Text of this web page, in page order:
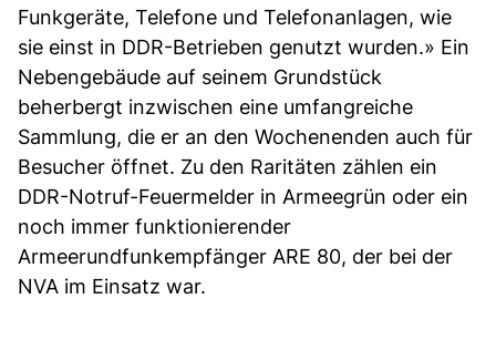
Funkgeräte, Telefone und Telefonanlagen, wie
sie einst in DDR-Betrieben genutzt wurden.» Ein
Nebengebäude auf seinem Grundstück
beherbergt inzwischen eine umfangreiche
Sammlung, die er an den Wochenenden auch für
Besucher öffnet. Zu den Raritäten zählen ein
DDR-Notruf-Feuermelder in Armeegrün oder ein
noch immer funktionierender
Armeerundfunkempfänger ARE 80, der bei der
NVA im Einsatz war.